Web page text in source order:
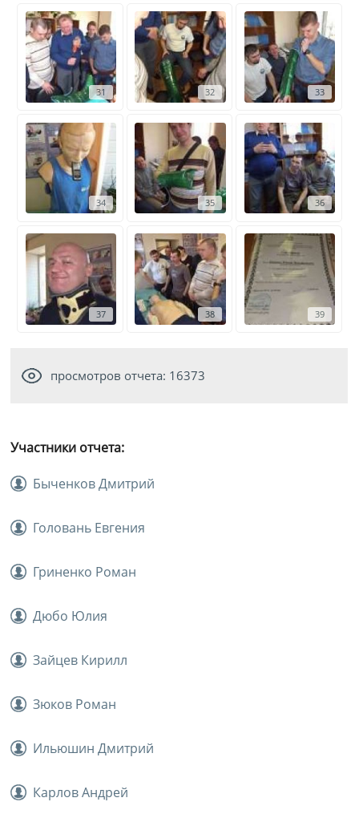
31 32 33
34 35 36
37 38 39
просмотров отчета: 16373
Участники отчета:
Быченков Дмитрий
Головань Евгения
Гриненко Роман
Дюбо Юлия
Зайцев Кирилл
Зюков Роман
Ильюшин Дмитрий
Карлов Андрей